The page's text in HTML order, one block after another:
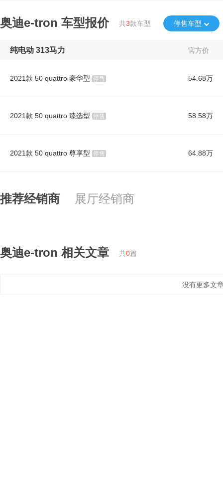
奥迪e-tron 车型报价 共3款车型 停售车型
纯电动 313马力 官方价
2021款 50 quattro 豪华型 停售 54.68万
2021款 50 quattro 臻选型 停售 58.58万
2021款 50 quattro 尊享型 停售 64.88万
推荐经销商 展厅经销商
奥迪e-tron 相关文章 共0篇
没有更多文